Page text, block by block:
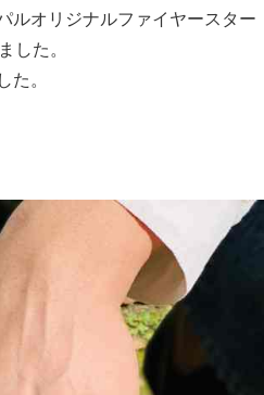
ルオリジナルファイヤースター
した。
た。